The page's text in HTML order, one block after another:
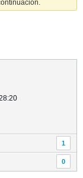
1
0